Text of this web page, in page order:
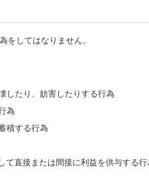
をしてはなりません。
したり、妨害したりする行為
為
積する行為
て直接または間接に利益を供与する行